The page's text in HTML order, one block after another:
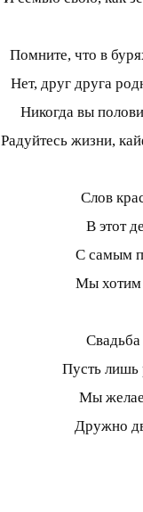
Помните, что в
Нет, друг друга
Никогда вы
Радуйтесь жизни,
Слов
В этот
С самым
Мы хотим
Свадьба
Пусть лишь
Мы
Дружно